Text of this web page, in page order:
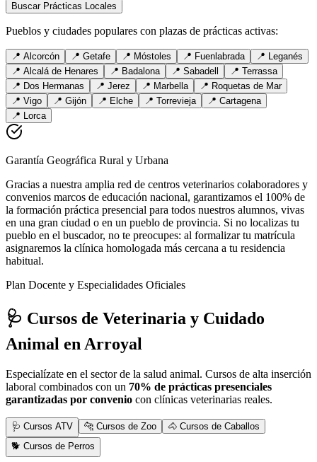
Buscar Prácticas Locales
Pueblos y ciudades populares con plazas de prácticas activas:
📍 Alcorcón 📍 Getafe 📍 Móstoles 📍 Fuenlabrada 📍 Leganés
📍 Alcalá de Henares 📍 Badalona 📍 Sabadell 📍 Terrassa
📍 Dos Hermanas 📍 Jerez 📍 Marbella 📍 Roquetas de Mar
📍 Vigo 📍 Gijón 📍 Elche 📍 Torrevieja 📍 Cartagena
📍 Lorca
Garantía Geográfica Rural y Urbana
Gracias a nuestra amplia red de centros veterinarios colaboradores y
convenios marcos de educación nacional, garantizamos el 100% de
la formación práctica presencial para todos nuestros alumnos, vivas
en una gran ciudad o en un pueblo de provincia. Si no localizas tu
pueblo en el buscador, no te preocupes: al formalizar tu matrícula
asignaremos la clínica homologada más cercana a tu residencia
habitual.
Plan Docente y Especialidades Oficiales
🩺 Cursos de Veterinaria y Cuidado
Animal en Arroyal
Especialízate en el sector de la salud animal. Cursos de alta inserción
laboral combinados con un 70% de prácticas presenciales
garantizadas por convenio con clínicas veterinarias reales.
🩺 Cursos ATV 🐆 Cursos de Zoo
🐴 Cursos de Caballos
🐕 Cursos de Perros